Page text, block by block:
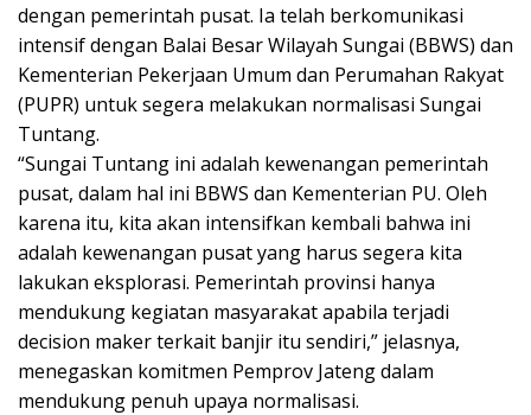
dengan pemerintah pusat. Ia telah berkomunikasi
intensif dengan Balai Besar Wilayah Sungai (BBWS) dan
Kementerian Pekerjaan Umum dan Perumahan Rakyat
(PUPR) untuk segera melakukan normalisasi Sungai
Tuntang.
“Sungai Tuntang ini adalah kewenangan pemerintah
pusat, dalam hal ini BBWS dan Kementerian PU. Oleh
karena itu, kita akan intensifkan kembali bahwa ini
adalah kewenangan pusat yang harus segera kita
lakukan eksplorasi. Pemerintah provinsi hanya
mendukung kegiatan masyarakat apabila terjadi
decision maker terkait banjir itu sendiri,” jelasnya,
menegaskan komitmen Pemprov Jateng dalam
mendukung penuh upaya normalisasi.